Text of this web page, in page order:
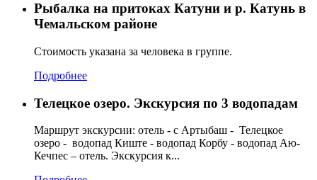
Рыбалка на притоках Катуни и р. Катунь в
Чемальском районе
Стоимость указана за человека в группе.
Подробнее
Телецкое озеро. Экскурсия по 3 водопадам
Маршрут экскурсии: отель - с Артыбаш - Телецкое
озеро - водопад Киште - водопад Корбу - водопад Аю-
Кечпес – отель. Экскурсия к...